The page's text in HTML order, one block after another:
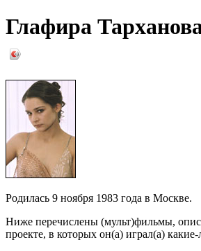
Глафира
Родилась 9 ноября 1983 года в Москве.
Ниже перечислены (мульт)фильмы,
проекте, в которых он(а) играл(а)